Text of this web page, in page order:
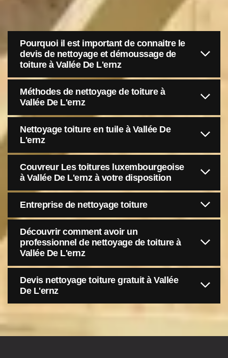
Pourquoi il est important de connaitre le
devis de nettoyage et démoussage de
toiture à Vallée De L'ernz
Méthodes de nettoyage de toiture à
Vallée De L'ernz
Nettoyage toiture en tuile à Vallée De
L'ernz
Couvreur Les toitures luxembourgeoise
à Vallée De L'ernz à votre disposition
Entreprise de nettoyage toiture
Découvrir comment avoir un
professionnel de nettoyage de toiture à
Vallée De L'ernz
Devis nettoyage toiture gratuit à Vallée
De L'ernz